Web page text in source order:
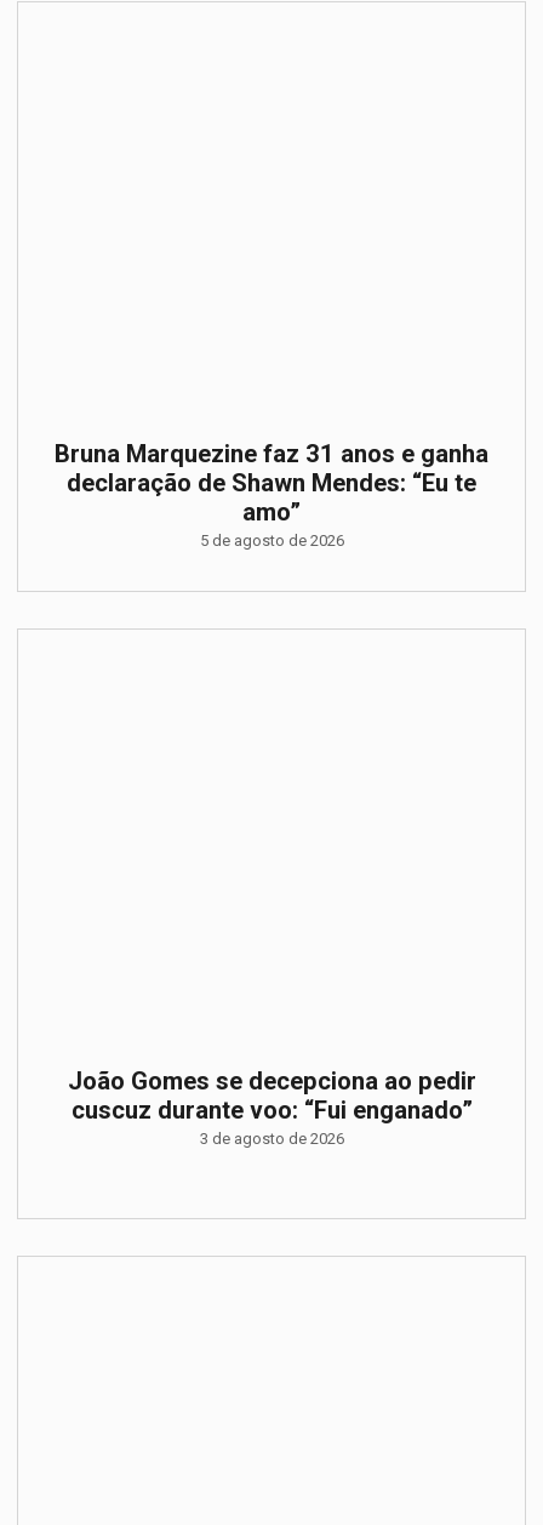
Bruna Marquezine faz 31 anos e ganha
declaração de Shawn Mendes: “Eu te
amo”
5 de agosto de 2026
João Gomes se decepciona ao pedir
cuscuz durante voo: “Fui enganado”
3 de agosto de 2026